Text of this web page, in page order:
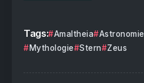
Tags: Amaltheia Astronomie
Mythologie
Stern Zeus